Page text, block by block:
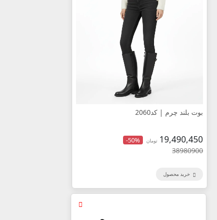
بوت بلند چرم | کد2060
19,490,450 تومان -50%
38980900
خرید محصول